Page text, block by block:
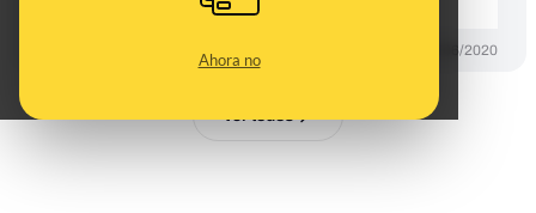
Ahora no 01/06/2020
Ver todos